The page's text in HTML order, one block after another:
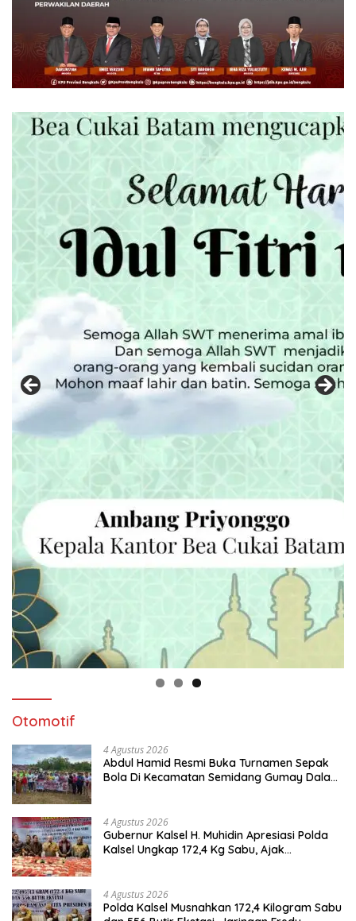
Otomotif
4 Agustus 2026
Abdul Hamid Resmi Buka Turnamen Sepak
Bola Di Kecamatan Semidang Gumay Dalam
4 Agustus 2026
Gubernur Kalsel H. Muhidin Apresiasi Polda
Kalsel Ungkap 172,4 Kg Sabu, Ajak
4 Agustus 2026
Polda Kalsel Musnahkan 172,4 Kilogram Sabu